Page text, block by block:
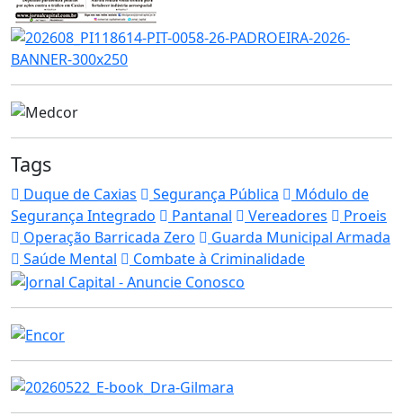
Tags
Duque de Caxias Segurança Pública
Módulo de
Segurança Integrado
Pantanal Vereadores
Proeis
Operação Barricada Zero
Guarda Municipal Armada
Saúde Mental
Combate à Criminalidade